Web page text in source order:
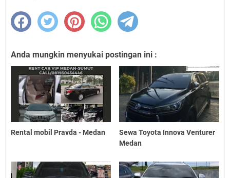
Anda mungkin menyukai postingan ini :
Rental mobil Pravda - Medan
Sewa Toyota Innova Venturer
Medan